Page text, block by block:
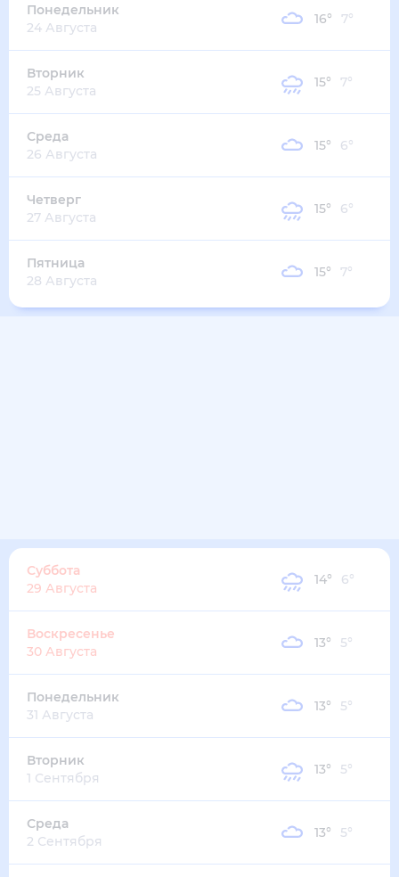
Понедельник
24 Августа
16° 7°
Вторник
25 Августа
15° 7°
Среда
26 Августа
15° 6°
Четверг
27 Августа
15° 6°
Пятница
28 Августа
15° 7°
Суббота
29 Августа
14° 6°
Воскресенье
30 Августа
13° 5°
Понедельник
31 Августа
13° 5°
Вторник
1 Сентября
13° 5°
Среда
2 Сентября
13° 5°